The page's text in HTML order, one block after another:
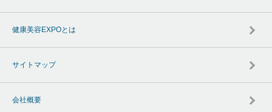
健康美容EXPOとは
サイトマップ
会社概要